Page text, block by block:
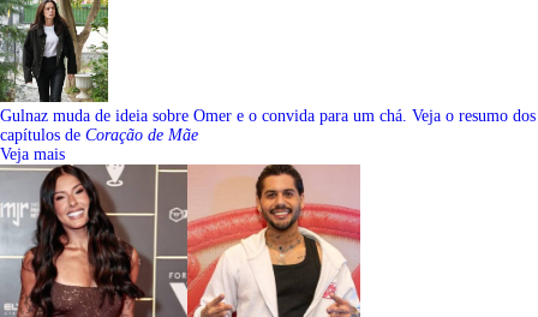
Gulnaz muda de ideia sobre Omer e o convida para um chá. Veja o resumo dos
capítulos de Coração de Mãe
Veja mais